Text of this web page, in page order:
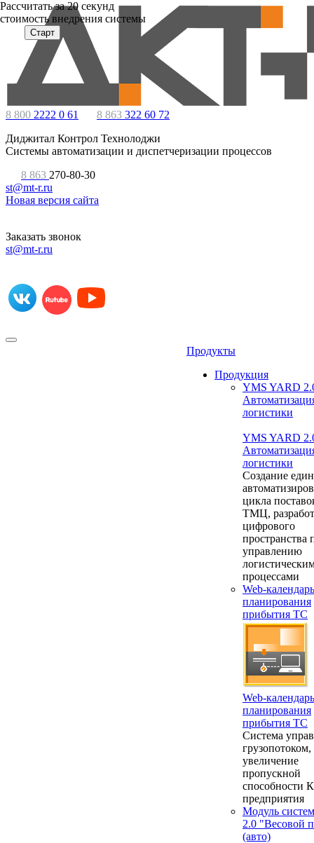
8 800 2222 0 61 8 863 322 60 72
Диджитал Контрол Технолоджи
Системы автоматизации и диспетчеризации процессов
8 863 270-80-30
st@mt-r.ru
Новая версия сайта
Заказать звонок
st@mt-r.ru
Продукты
Продукция
YMS YARD
логистики
YMS YARD
логистики
Создание
цикла
ТМЦ,
цифрового
пространства
управлению
процессами
Web-календарь
планирования
прибытия ТС
Web-календарь
планирования
прибытия ТС
Система
грузопотоком,
увеличение
пропускной
способности
предприятия
Модуль
2.0 "Весовой
(авто)
Расcчитать за 20 секунд
стоимость внедрения системы
Старт